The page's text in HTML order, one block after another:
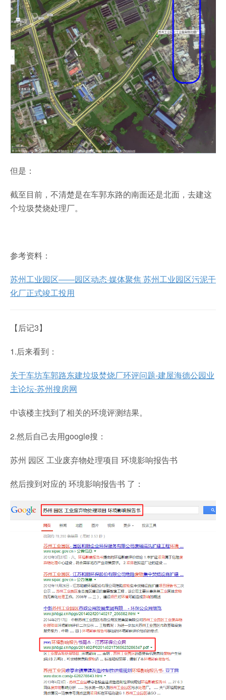
但是：
截至目前，不清楚是在车郭东路的南面还是北面，去建这
个垃圾焚烧处理厂。
参考资料：
苏州工业园区――园区动态·媒体聚焦 苏州工业园区污泥干
化厂正式竣工投用
【后记3】
1.后来看到：
关于车坊车郭路东建垃圾焚烧厂环评问题-建屋海德公园业
主论坛-苏州搜房网
中该楼主找到了相关的环境评测结果。
2.然后自己去用google搜：
苏州 园区 工业废弃物处理项目 环境影响报告书
然后搜到对应的 环境影响报告书 了：